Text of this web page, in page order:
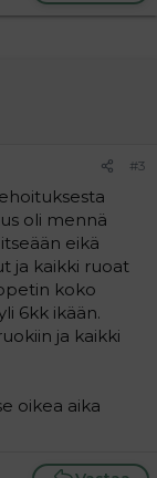
#3
oli mennä
eikä
ja kaikki ruoat
koko
6kk ikään.
ja kaikki
oikea aika